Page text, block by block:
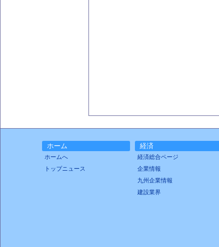
ホーム
ホームへ
トップニュース
経済
経済総合ページ
企業情報
九州企業情報
建設業界